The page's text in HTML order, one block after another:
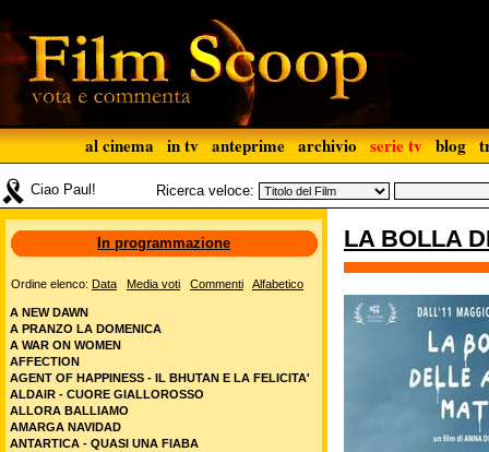
al cinema in tv anteprime archivio serie tv blog
Ciao Paul! Ricerca veloce:
LA BOLLA
In programmazione
Ordine elenco: Data Media voti Commenti Alfabetico
A NEW DAWN
A PRANZO LA DOMENICA
A WAR ON WOMEN
AFFECTION
AGENT OF HAPPINESS - IL BHUTAN E LA FELICITA'
ALDAIR - CUORE GIALLOROSSO
ALLORA BALLIAMO
AMARGA NAVIDAD
ANTARTICA - QUASI UNA FIABA